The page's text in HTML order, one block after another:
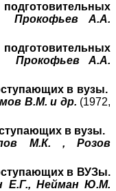
Прокофьев А.А.
Прокофьев А.А.
в вузы.
В.М. и др. (1972,
в вузы.
М.К. , Розов
в ВУЗы.
Е.Г., Нейман Ю.М.